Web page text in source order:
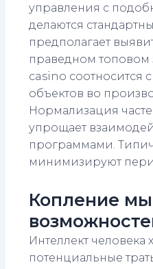
управления с
делаются
предполагает
праведном топовом
casino соотносится
объектов во
Нормализация
упрощает
программами.
минимизируют
Копление
Интеллект человека
потенциальные